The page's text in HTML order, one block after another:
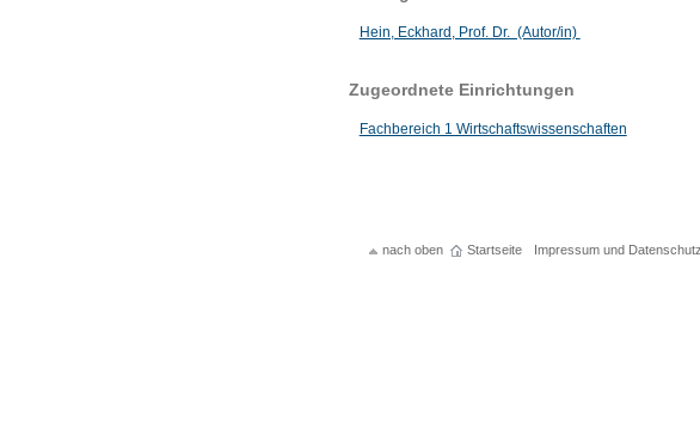
Hein, Eckhard, Prof. Dr. (Autor/in)
Zugeordnete Einrichtungen
Fachbereich 1 Wirtschaftswissenschaften
nach oben Startseite Impressum und Datenschutz